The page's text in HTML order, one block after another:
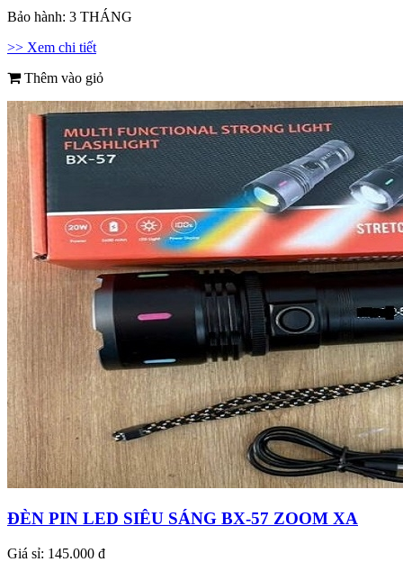
Bảo hành: 3 THÁNG
>> Xem chi tiết
Thêm vào giỏ
ĐÈN PIN LED SIÊU SÁNG BX-57 ZOOM XA
Giá sỉ: 145.000 đ